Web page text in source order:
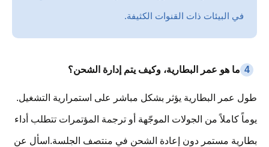
في البيئات ذات القنوات الكثيفة.
4 ما هو عمر البطارية، وكيف يتم إدارة الشحن؟
طول عمر البطارية يؤثر بشكل مباشر على استمرارية التشغيل.
يوماً كاملاً من الجولات الموجّهة أو ترجمة المؤتمرات تتطلب أداء
بطارية مستمر دون إعادة الشحن في منتصف الجلسة.اسأل عن